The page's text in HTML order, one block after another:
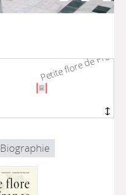
Petite flore de
Petite flore de
Biographie